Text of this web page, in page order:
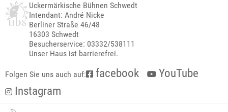
Uckermärkische Bühnen Schwedt
Intendant: André Nicke
Berliner Straße 46/48
16303 Schwedt
Besucherservice: 03332/538111
Unser Haus ist barrierefrei.
Folgen Sie uns auch auf: facebook
YouTube
Instagram